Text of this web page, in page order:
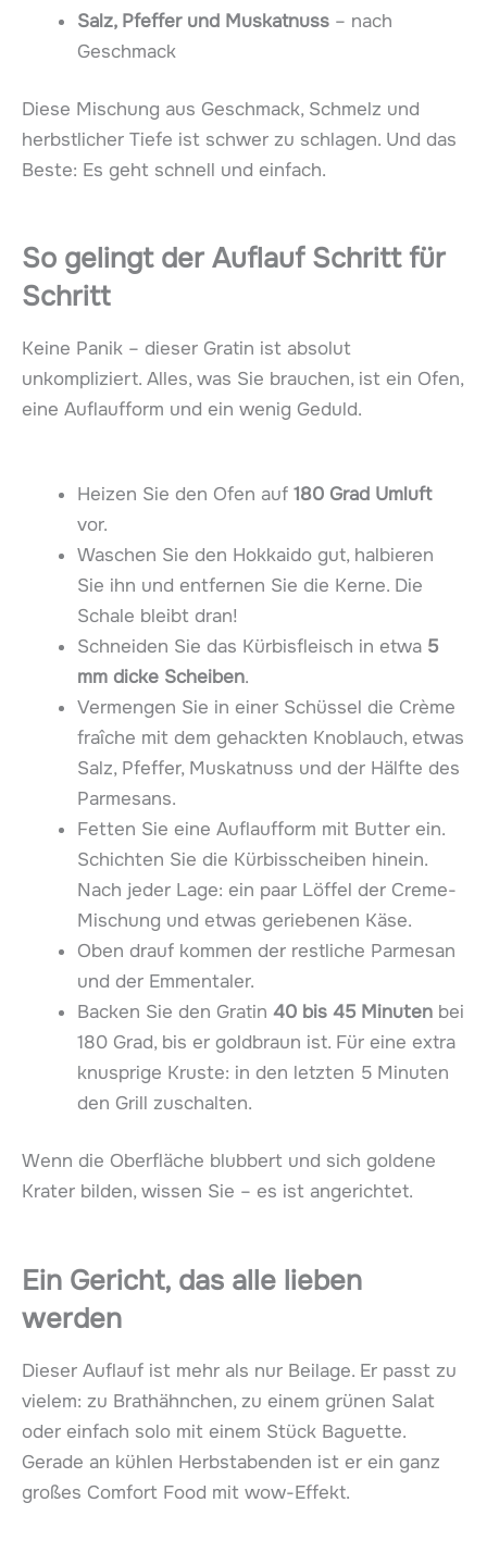
Salz, Pfeffer und Muskatnuss – nach
Geschmack
Diese Mischung aus Geschmack, Schmelz und
herbstlicher Tiefe ist schwer zu schlagen. Und das
Beste: Es geht schnell und einfach.
So gelingt der Auflauf Schritt für
Schritt
Keine Panik – dieser Gratin ist absolut
unkompliziert. Alles, was Sie brauchen, ist ein Ofen,
eine Auflaufform und ein wenig Geduld.
Heizen Sie den Ofen auf 180 Grad Umluft
vor.
Waschen Sie den Hokkaido gut, halbieren
Sie ihn und entfernen Sie die Kerne. Die
Schale bleibt dran!
Schneiden Sie das Kürbisfleisch in etwa 5
mm dicke Scheiben.
Vermengen Sie in einer Schüssel die Crème
fraîche mit dem gehackten Knoblauch, etwas
Salz, Pfeffer, Muskatnuss und der Hälfte des
Parmesans.
Fetten Sie eine Auflaufform mit Butter ein.
Schichten Sie die Kürbisscheiben hinein.
Nach jeder Lage: ein paar Löffel der Creme-
Mischung und etwas geriebenen Käse.
Oben drauf kommen der restliche Parmesan
und der Emmentaler.
Backen Sie den Gratin 40 bis 45 Minuten bei
180 Grad, bis er goldbraun ist. Für eine extra
knusprige Kruste: in den letzten 5 Minuten
den Grill zuschalten.
Wenn die Oberfläche blubbert und sich goldene
Krater bilden, wissen Sie – es ist angerichtet.
Ein Gericht, das alle lieben
werden
Dieser Auflauf ist mehr als nur Beilage. Er passt zu
vielem: zu Brathähnchen, zu einem grünen Salat
oder einfach solo mit einem Stück Baguette.
Gerade an kühlen Herbstabenden ist er ein ganz
großes Comfort Food mit wow-Effekt.